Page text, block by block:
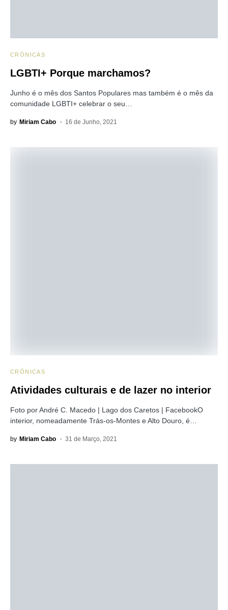
CRÓNICAS
LGBTI+ Porque marchamos?
Junho é o mês dos Santos Populares mas também é o mês da
comunidade LGBTI+ celebrar o seu…
by Miriam Cabo 16 de Junho, 2021
CRÓNICAS
Atividades culturais e de lazer no interior
Foto por André C. Macedo | Lago dos Caretos | FacebookO
interior, nomeadamente Trás-os-Montes e Alto Douro, é…
by Miriam Cabo 31 de Março, 2021